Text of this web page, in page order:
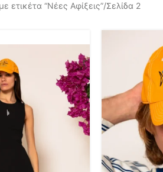
ετικέτα “Νέες Αφίξεις” Σελίδα 2